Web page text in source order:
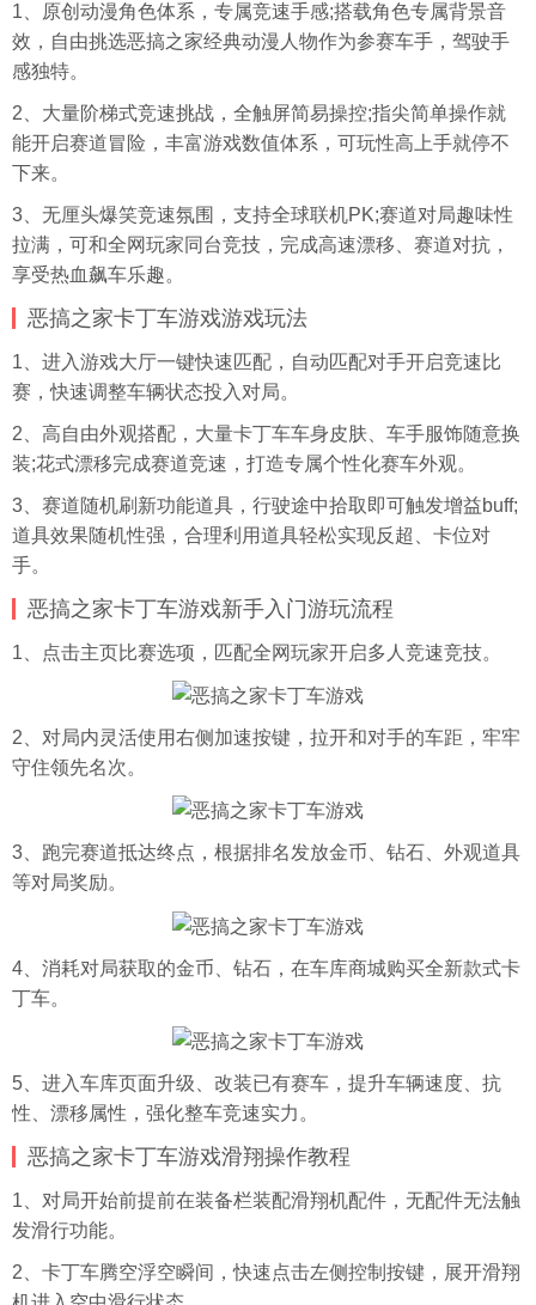
1、原创动漫角色体系，专属竞速手感;搭载角色专属背景音
效，自由挑选恶搞之家经典动漫人物作为参赛车手，驾驶手
感独特。
2、大量阶梯式竞速挑战，全触屏简易操控;指尖简单操作就
能开启赛道冒险，丰富游戏数值体系，可玩性高上手就停不
下来。
3、无厘头爆笑竞速氛围，支持全球联机PK;赛道对局趣味性
拉满，可和全网玩家同台竞技，完成高速漂移、赛道对抗，
享受热血飙车乐趣。
恶搞之家卡丁车游戏游戏玩法
1、进入游戏大厅一键快速匹配，自动匹配对手开启竞速比
赛，快速调整车辆状态投入对局。
2、高自由外观搭配，大量卡丁车车身皮肤、车手服饰随意换
装;花式漂移完成赛道竞速，打造专属个性化赛车外观。
3、赛道随机刷新功能道具，行驶途中拾取即可触发增益buff;
道具效果随机性强，合理利用道具轻松实现反超、卡位对
手。
恶搞之家卡丁车游戏新手入门游玩流程
1、点击主页比赛选项，匹配全网玩家开启多人竞速竞技。
2、对局内灵活使用右侧加速按键，拉开和对手的车距，牢牢
守住领先名次。
3、跑完赛道抵达终点，根据排名发放金币、钻石、外观道具
等对局奖励。
4、消耗对局获取的金币、钻石，在车库商城购买全新款式卡
丁车。
5、进入车库页面升级、改装已有赛车，提升车辆速度、抗
性、漂移属性，强化整车竞速实力。
恶搞之家卡丁车游戏滑翔操作教程
1、对局开始前提前在装备栏装配滑翔机配件，无配件无法触
发滑行功能。
2、卡丁车腾空浮空瞬间，快速点击左侧控制按键，展开滑翔